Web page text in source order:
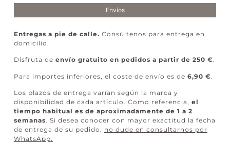
Envíos
Entregas a pie de calle. Consúltenos para entrega en
domicilio.
Disfruta de envío gratuito en pedidos a partir de 250 €.
Para importes inferiores, el coste de envío es de 6,90 €
Los plazos de entrega varían según la marca y
disponibilidad de cada artículo. Como referencia, el
tiempo habitual es de aproximadamente de 1 a 2
semanas. Si desea conocer con mayor exactitud la fecha
de entrega de su pedido, no dude en consultarnos por
WhatsApp.